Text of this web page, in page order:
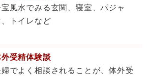
風水でみる玄関、寝室、パジャ
トイレなど
受精体験談
でよく相談されることが、体外受